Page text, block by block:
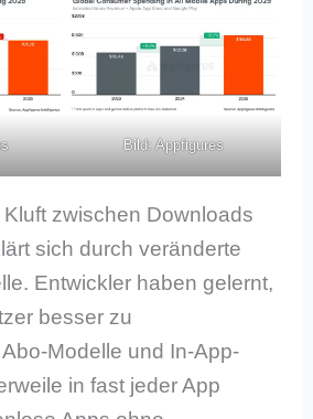
Bild: Appfigures
zwischen Downloads
sich durch veränderte
Entwickler haben gelernt,
besser zu
Modelle und In-App-
in fast jeder App